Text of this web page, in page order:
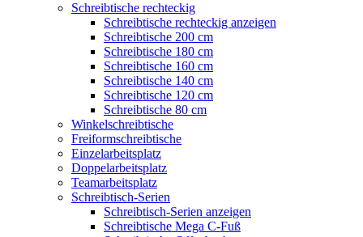
Schreibtische rechteckig
Schreibtische rechteckig anzeigen
Schreibtische 200 cm
Schreibtische 180 cm
Schreibtische 160 cm
Schreibtische 140 cm
Schreibtische 120 cm
Schreibtische 80 cm
Winkelschreibtische
Freiformschreibtische
Einzelarbeitsplatz
Doppelarbeitsplatz
Teamarbeitsplatz
Schreibtisch-Serien
Schreibtisch-Serien anzeigen
Schreibtische Mega C-Fuß